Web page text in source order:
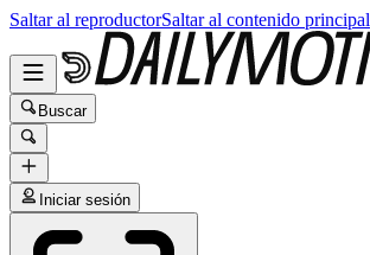
Saltar al reproductorSaltar al contenido principal
Buscar
Iniciar sesión